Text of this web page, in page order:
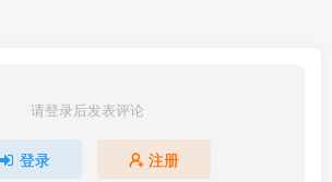
请登录后发表评论
登录 注册